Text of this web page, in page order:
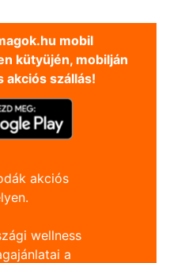
mobil
kütyüjén, mobilján
akciós szállás!
akciós
wellness
a